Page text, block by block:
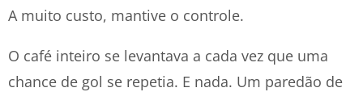
A muito custo, mantive o controle.
O café inteiro se levantava a cada vez que uma
chance de gol se repetia. E nada. Um paredão de